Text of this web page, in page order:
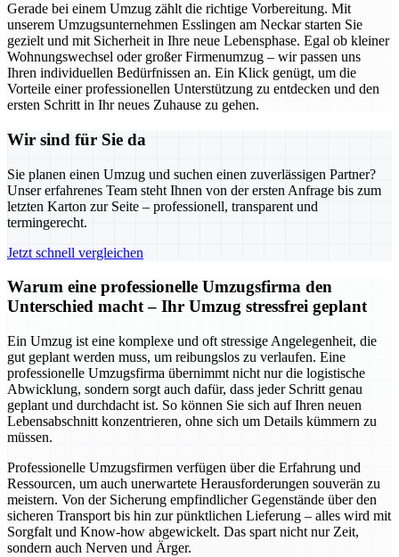
Gerade bei einem Umzug zählt die richtige Vorbereitung. Mit
unserem Umzugsunternehmen Esslingen am Neckar starten Sie
gezielt und mit Sicherheit in Ihre neue Lebensphase. Egal ob kleiner
Wohnungswechsel oder großer Firmenumzug – wir passen uns
Ihren individuellen Bedürfnissen an. Ein Klick genügt, um die
Vorteile einer professionellen Unterstützung zu entdecken und den
ersten Schritt in Ihr neues Zuhause zu gehen.
Wir sind für Sie da
Sie planen einen Umzug und suchen einen zuverlässigen Partner?
Unser erfahrenes Team steht Ihnen von der ersten Anfrage bis zum
letzten Karton zur Seite – professionell, transparent und
termingerecht.
Jetzt schnell vergleichen
Warum eine professionelle Umzugsfirma den
Unterschied macht – Ihr Umzug stressfrei geplant
Ein Umzug ist eine komplexe und oft stressige Angelegenheit, die
gut geplant werden muss, um reibungslos zu verlaufen. Eine
professionelle Umzugsfirma übernimmt nicht nur die logistische
Abwicklung, sondern sorgt auch dafür, dass jeder Schritt genau
geplant und durchdacht ist. So können Sie sich auf Ihren neuen
Lebensabschnitt konzentrieren, ohne sich um Details kümmern zu
müssen.
Professionelle Umzugsfirmen verfügen über die Erfahrung und
Ressourcen, um auch unerwartete Herausforderungen souverän zu
meistern. Von der Sicherung empfindlicher Gegenstände über den
sicheren Transport bis hin zur pünktlichen Lieferung – alles wird mit
Sorgfalt und Know-how abgewickelt. Das spart nicht nur Zeit,
sondern auch Nerven und Ärger.